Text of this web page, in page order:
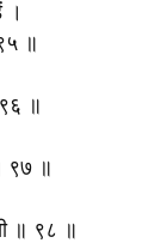
।
॥
॥
९७ ॥
॥ ९८ ॥